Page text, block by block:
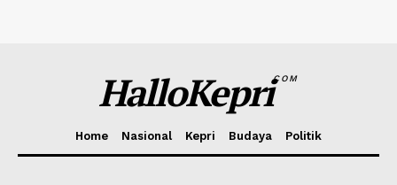
HalloKepriCOM
Home Nasional Kepri Budaya Politik